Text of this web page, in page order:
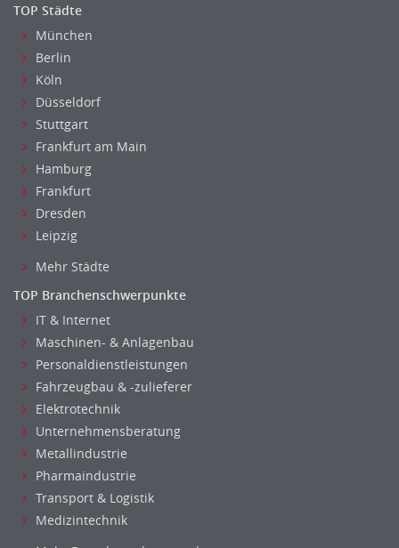
TOP Städte
München
Berlin
Köln
Düsseldorf
Stuttgart
Frankfurt am Main
Hamburg
Frankfurt
Dresden
Leipzig
Mehr Städte
TOP Branchenschwerpunkte
IT & Internet
Maschinen- & Anlagenbau
Personaldienstleistungen
Fahrzeugbau & -zulieferer
Elektrotechnik
Unternehmensberatung
Metallindustrie
Pharmaindustrie
Transport & Logistik
Medizintechnik